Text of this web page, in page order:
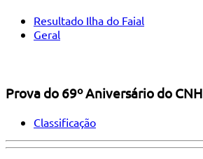
Resultado Ilha do Faial
Geral
Prova do 69º Aniversário do CNH
Classificação